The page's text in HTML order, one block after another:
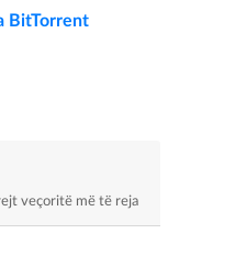
BitTorrent
veçoritë më të reja